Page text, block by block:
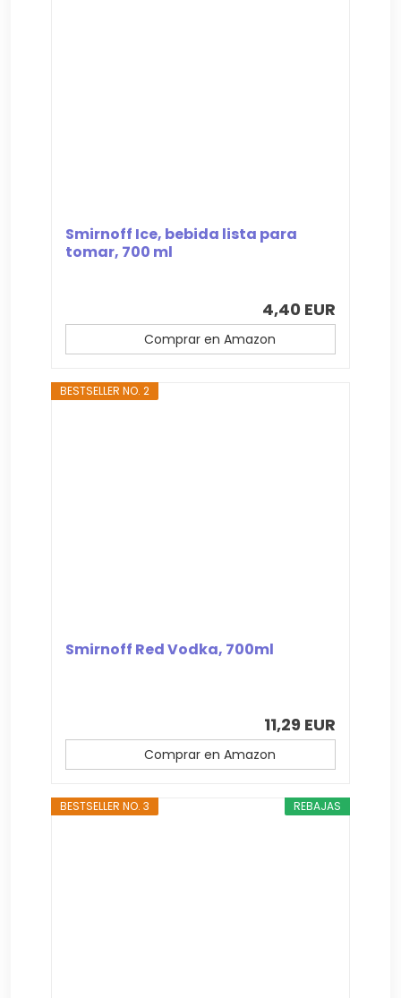
Smirnoff Ice, bebida lista para
tomar, 700 ml
4,40 EUR
Comprar en Amazon
BESTSELLER NO. 2
Smirnoff Red Vodka, 700ml
11,29 EUR
Comprar en Amazon
REBAJAS
BESTSELLER NO. 3